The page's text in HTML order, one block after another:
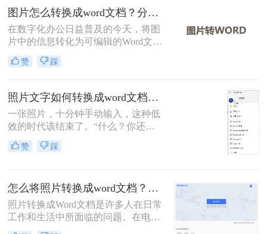
文档？”无论是会议纪要的拍照图、
纸质资料的扫描件，还是网页上无法
复制的截图，手动输入耗时费力还易
出错
图片怎么转换成word文档？分享三种实用方法指南！
在数字化办公日益普及的今天，将图
片中的信息转化为可编辑的Word文档
变得尤为重要。那么图片怎么转换成
word文档呢？本文将介绍三种常见的
赞 踩
照片文字如何转换成word文档？这4个方法轻松转换！
一张照片，十分钟手动输入，这种低
效的时代该结束了。“什么？你还在
对着照片一个字一个字敲键盘？”作
为一名与电脑办公软件打了多年交道
赞 踩
怎么将照片转换成word文档？教你三种转换方法！
照片转换成Word文档是许多人在日常
工作和生活中所面临的问题。在电子
文档的使用越来越广泛的今天，将照